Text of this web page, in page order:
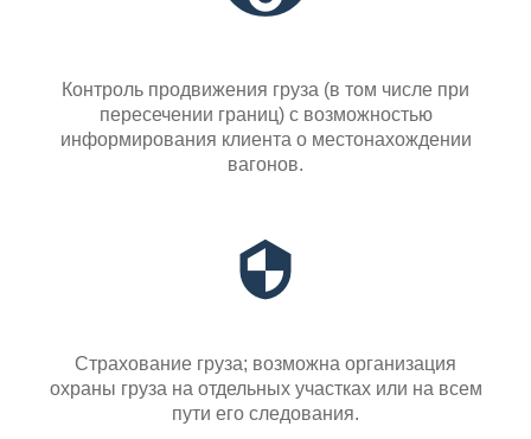
Контроль продвижения груза (в том числе при
пересечении границ) с возможностью
информирования клиента о местонахождении
вагонов.
Страхование груза; возможна организация
охраны груза на отдельных участках или на всем
пути его следования.